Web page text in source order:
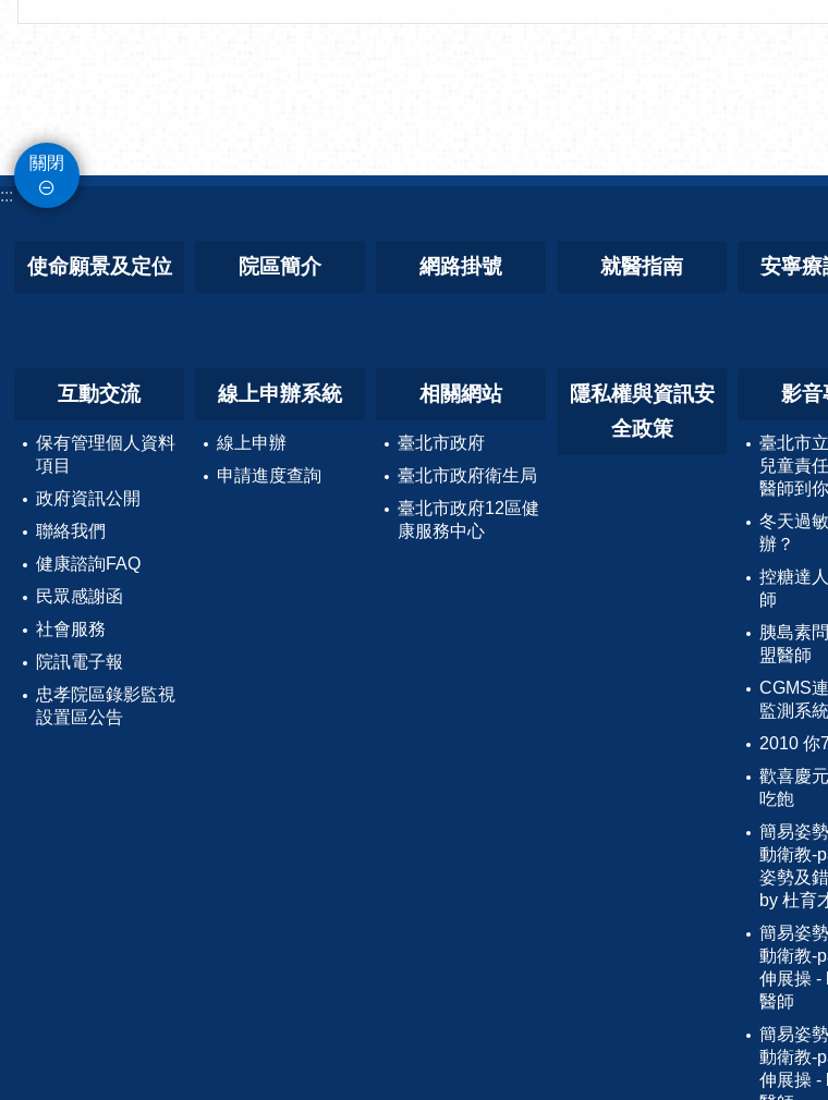
關閉
:::
使命願景及定位 院區簡介 網路掛號 就醫指南 安寧療
互動交流
保有管理個人資料
項目
政府資訊公開
聯絡我們
健康諮詢FAQ
民眾感謝函
社會服務
院訊電子報
忠孝院區錄影監視
設置區公告
線上申辦系統
線上申辦
申請進度查詢
相關網站
臺北市政府
臺北市政府衛生局
臺北市政府12區健
康服務中心
隱私權與資訊安
全政策
影音
臺北市
兒童責
醫師到
冬天過
辦？
控糖達
師
胰島素
盟醫師
CGMS
監測系統
2010 你
歡喜慶
吃飽
簡易姿
動衛教-
姿勢及
by 杜育
簡易姿
動衛教-
伸展操 -
醫師
簡易姿
動衛教-
伸展操 -